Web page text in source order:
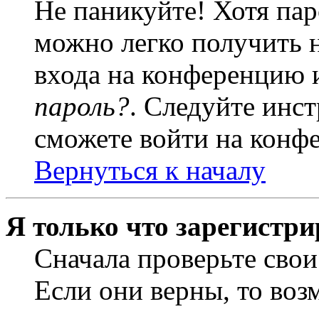
Не паникуйте! Хотя
можно легко получить
входа на
пароль?. Следуйте
сможете войти на
Вернуться к началу
Я только что
Сначала проверьте
Если они верны, то